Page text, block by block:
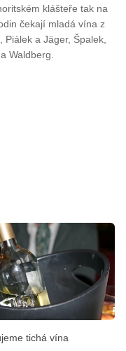
klášteře tak na
čekají mladá vína z
a Jäger, Špalek,
Waldberg.
tichá vína